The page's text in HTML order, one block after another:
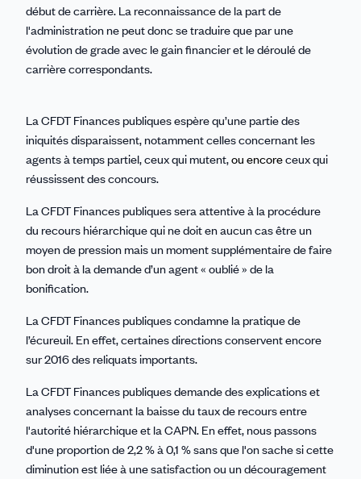
début de carrière. La reconnaissance de la part de
l'administration ne peut donc se traduire que par une
évolution de grade avec le gain financier et le déroulé de
carrière correspondants.
La CFDT Finances publiques espère qu’une partie des
iniquités disparaissent, notamment celles concernant les
agents à temps partiel, ceux qui mutent,ou encoreceux qui
réussissent des concours.
La CFDT Finances publiques sera attentive à la procédure
du recours hiérarchique qui ne doit en aucun cas être un
moyen de pression mais un moment supplémentaire de faire
bon droit à la demande d’un agent « oublié » de la
bonification.
La CFDT Finances publiques condamne la pratique de
l’écureuil. En effet, certaines directions conservent encore
sur 2016 des reliquats importants.
La CFDT Finances publiques demande des explications et
analyses concernant la baisse du taux de recours entre
l'autorité hiérarchique et la CAPN. En effet, nous passons
d'une proportion de 2,2 % à 0,1 % sans que l'on sache si cette
diminution est liée à une satisfaction ou un découragement